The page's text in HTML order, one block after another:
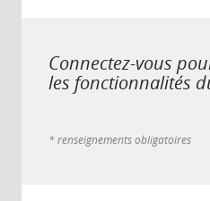
Connectez-vous
les fonctionnalités
* renseignements obligatoires